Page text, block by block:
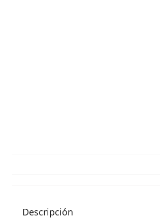
Descripción